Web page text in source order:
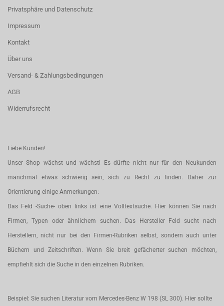
Privatsphäre und Datenschutz
Impressum
Kontakt
Über uns
Versand- & Zahlungsbedingungen
AGB
Widerrufsrecht
Liebe Kunden!
Unser Shop wächst und wächst! Es dürfte nicht nur für den Neukunden
manchmal etwas schwierig sein, sich zu Recht zu finden. Daher zur
Orientierung einige Anmerkungen:
Das Feld -Suche- oben links ist eine Volltextsuche. Hier können Sie nach
Firmen, Typen oder ähnlichem suchen. Das Hersteller Feld sucht nach
Herstellern, nicht nur bei den Firmen-Rubriken selbst, sondern auch unter
Büchern und Zeitschriften. Wenn Sie breit gefächerter suchen möchten,
empfiehlt sich die Suche in den einzelnen Rubriken.
Beispiel: Sie suchen Literatur vom Mercedes-Benz W 198 (SL 300). Hier sollte